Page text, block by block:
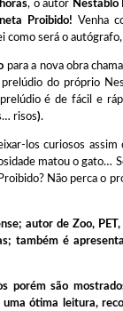
, o autor Nestablo
Proibido! Venha
como será o
para a nova obra
do próprio
é de fácil e
risos).
los curiosos
matou o gato…
Não perca o
autor de Zoo,
também é
são
ótima leitura,